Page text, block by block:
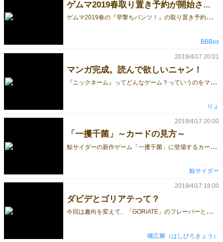
ゲムマ2019春取り置き予約が開始されたっ手羽！Yo!
ゲ
ムマ2019春の『早撃ちパンツ！』の取り置き予約がはじまった手羽！Yo！ でも、とりあえずお腹空いたから続きはあとで書きます。 ごちそうさま。 夕飯はぶっかけうどんでした。 取り置き予約はコチラ↓ https://forms.gle/4S3N8FEd1gDkbLKz5 早撃ちパンツ！以外のゲームもあるよ♪ ５月２５日はN４４の『BBBox』へ！ ホームページも作ったからよろしくね☆ https://bbbox.amebaownd.com/ BGVは『雲霧仁左衛門』でした～
BBBox
マンガ完成。読んで欲しいニャン！
『
ニックネーム』ってどんなゲーム？っていうのをマンガにしました！ 知ってる方もそうでない方もぜひぜひ読んでください。 ----------------------------------------------------------- 【ゲムマ特別価格 2,000円(税込)】 予約フォームはこちら －＞ https://forms.gle/CRA7Q9V6KPCEuwh68 予約受付期間 5/23 22:00まで ----------------------------------------------------------- 最新情報はこちら↓ https://twitter.com/flowrishgames
2019/4/17 20:01
りょ
「一攫千菌」～カードの見方～
鯨
サイダーの新作ゲーム「一攫千菌」に登場するカードの見方をご紹介します。 ゲーム概要についてはコチラからご確認頂けます☆ 【其の一】カードの見方を教えて！～食べられるきのこ編～ 【其の二】カードの見方を教えて！～毒きのこ編～ 【其の三】カードの見方を教えて！～特殊カード編～※特殊カードについては別途1枚ずつ紹介します※ 予約受付中
2019/4/17 20:00
鯨サイダー
ダビデとゴリアテって？
今
回は趣向を変えて、「GORiATE」のフレーバーとなっている。ダビデとゴリアテのお話しです。 ゲームの「GORiATE」についてはこちらへ [caption id="" align="alignnone" width="224"] （Wikipediaより）[/caption] ダビデとゴリアテの逸話は旧約聖書のサムエル記の中に出てきます。その当時、古代イスラエル王国はサウル王のもと、ペリシテ人と戦っていました。 戦いさなか、ペリシテ軍の中からの１人の戦士「ゴリアテ」がすすみでて、一騎打ちを申し出ます。 このゴリアテが身の丈3メートルはあろうかという巨人で、その勇ましさにイスラエル人達は恐れおののき一騎打ちに応じようとはしませんでした。 このときたまたま、兄の陣中見舞いにきていた羊飼いの少年ダビデは、一騎打ちに応じないイスラエル人達をやじるゴリアテに憤り、王に自分が一騎打ちに応じると申し出ます。 貸与された鎧や武器をことわり、羊飼いの杖とスリング、途中で拾った５個の石を手にゴリアテに向かっていきます。 ゴリアテの嘲笑にたいし、これは神の名のもとの戦いであると返したダビデは石をスリングで投擲しゴリアテの額に命中、一撃で昏倒させます。 ゴリアテが倒されたペリシテ人の軍勢は敗走し、ダビデは一躍ヒーローとなります。 その後も幾多の戦いに勝利し、名声を勝ちえたダビデはなんだかんだあってイスラエル王の座につきます。 さて、ゴリアテを一撃で昏倒せしめたスリングとはいったいどのような武器なのでしょうか。 上記の画像で左下の半裸の少年ダビデが右手に持っているのがスリング（投石器）です。 仕組みは単純で1本の布（あるいはそれに類するもの）に石を挟み込み、それを振り回し、遠心力をつけて投げつけるといったもの。 下の映像のような感じです。これはまさに百発百中といった感じですが、実際はそれなりに技術が必要です。 ダビデは羊飼いの時に狼などの害獣を追い払うために、このスリングの技術を習得したようです。 https://www.youtube.com/watch?time_continue=4&v=vDjL5uOs-8A （youtubeより） 「GORiATE」はただいま、取り置き予約を受付中です。 ゲムマ会場で確実に手に入れる為には予約をすることをオススメします。 予約はこちらからどうぞ。
2019/4/17 18:00
嘴広卿（はしびろきょう）